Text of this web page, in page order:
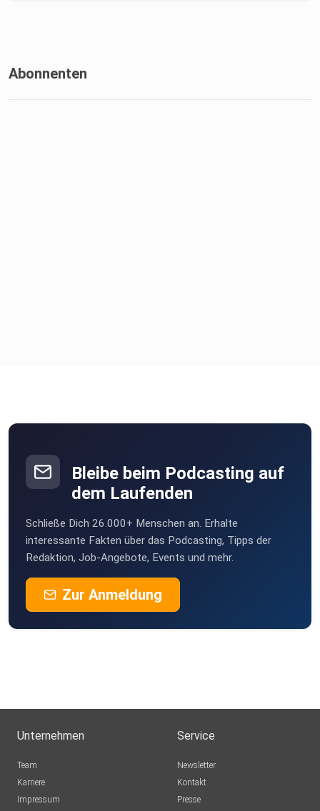
Abonnenten
Bleibe beim Podcasting auf
dem Laufenden
Schließe Dich 26.000+ Menschen an. Erhalte
interessante Fakten über das Podcasting, Tipps der
Redaktion, Job-Angebote, Events und mehr.
Zur Anmeldung
Unternehmen
Team
Karriere
Impressum
Service
Newsletter
Kontakt
Presse